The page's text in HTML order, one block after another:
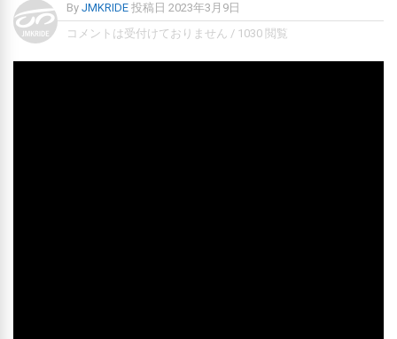
By JMKRIDE 投稿日 2023年3月9日
コメントは受付けておりません / 1030 閲覧